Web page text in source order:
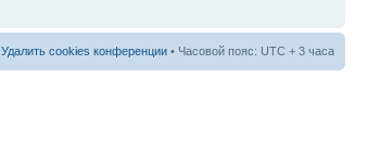
Удалить cookies конференции • Часовой пояс: UTC + 3 часа